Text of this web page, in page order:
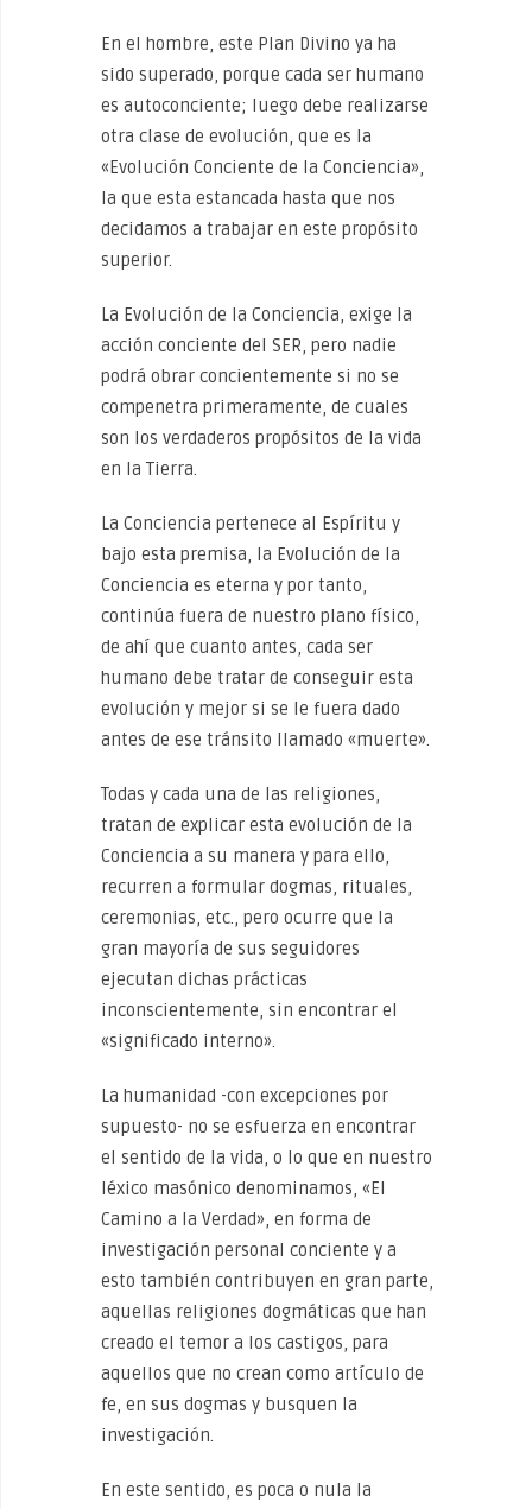
En el hombre, este Plan Divino ya ha
sido superado, porque cada ser humano
es autoconciente; luego debe realizarse
otra clase de evolución, que es la
«Evolución Conciente de la Conciencia»,
la que esta estancada hasta que nos
decidamos a trabajar en este propósito
superior.
La Evolución de la Conciencia, exige la
acción conciente del SER, pero nadie
podrá obrar concientemente si no se
compenetra primeramente, de cuales
son los verdaderos propósitos de la vida
en la Tierra.
La Conciencia pertenece al Espíritu y
bajo esta premisa, la Evolución de la
Conciencia es eterna y por tanto,
continúa fuera de nuestro plano físico,
de ahí que cuanto antes, cada ser
humano debe tratar de conseguir esta
evolución y mejor si se le fuera dado
antes de ese tránsito llamado «muerte».
Todas y cada una de las religiones,
tratan de explicar esta evolución de la
Conciencia a su manera y para ello,
recurren a formular dogmas, rituales,
ceremonias, etc., pero ocurre que la
gran mayoría de sus seguidores
ejecutan dichas prácticas
inconscientemente, sin encontrar el
«significado interno».
La humanidad -con excepciones por
supuesto- no se esfuerza en encontrar
el sentido de la vida, o lo que en nuestro
léxico masónico denominamos, «El
Camino a la Verdad», en forma de
investigación personal conciente y a
esto también contribuyen en gran parte,
aquellas religiones dogmáticas que han
creado el temor a los castigos, para
aquellos que no crean como artículo de
fe, en sus dogmas y busquen la
investigación.
En este sentido, es poca o nula la